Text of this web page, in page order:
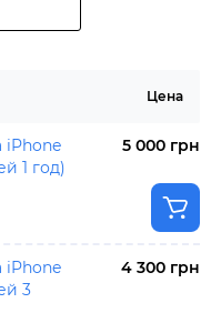
Цена
iPhone
1 год)
5 000 грн
iPhone
3
4 300 грн